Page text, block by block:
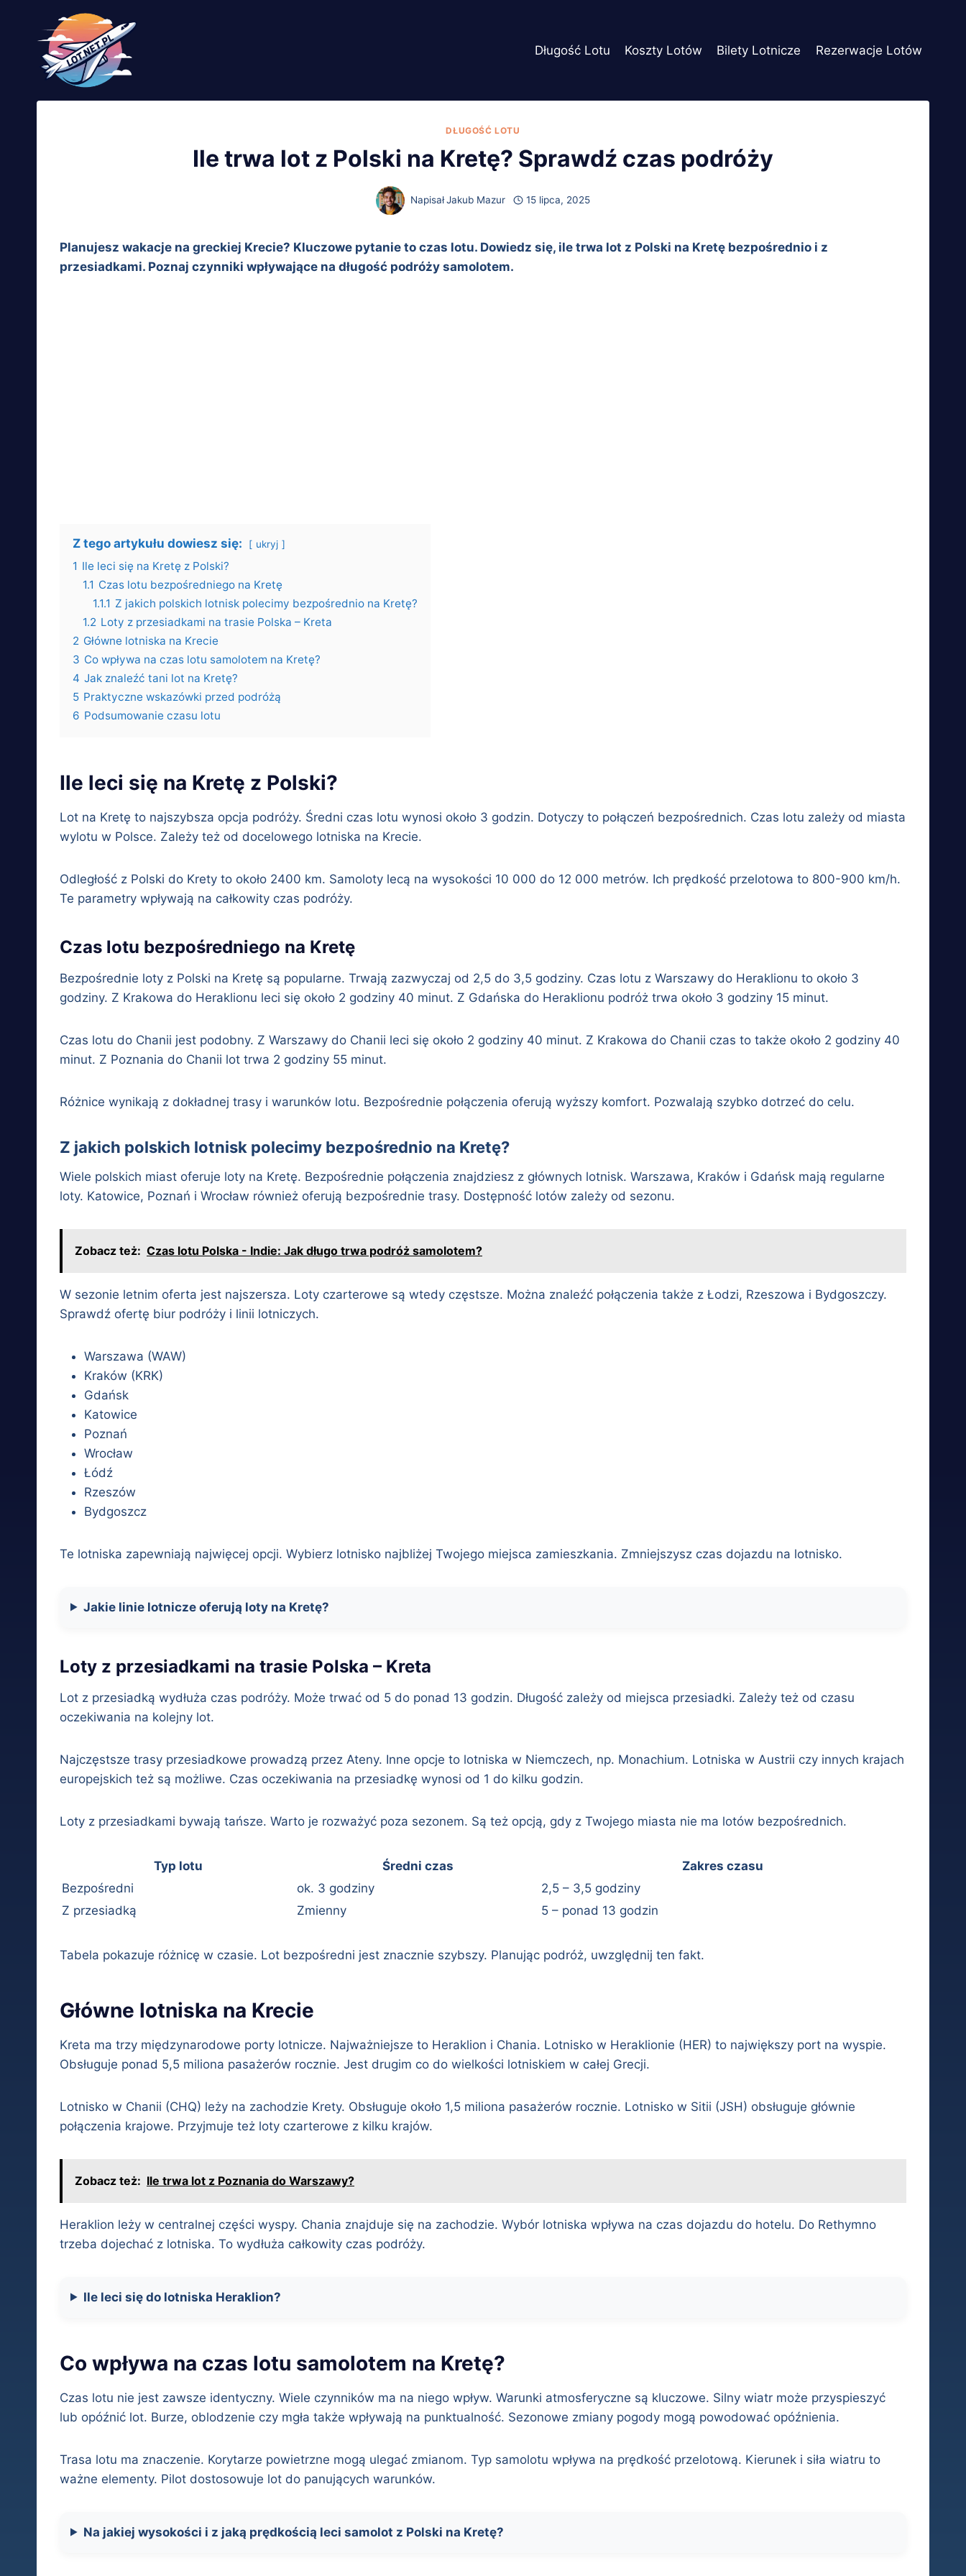
Długość Lotu Koszty Lotów Bilety Lotnicze Rezerwacje Lotów
DŁUGOŚĆ LOTU
Ile trwa lot z Polski na Kretę? Sprawdź czas podróży
NapisałJakub Mazur 15 lipca, 2025
Planujesz wakacje na greckiej Krecie? Kluczowe pytanie to czas lotu. Dowiedz się, ile trwa lot z Polski na Kretę bezpośrednio i z
przesiadkami. Poznaj czynniki wpływające na długość podróży samolotem.
Z tego artykułu dowiesz się: ukryj
1 Ile leci się na Kretę z Polski?
1.1 Czas lotu bezpośredniego na Kretę
1.1.1 Z jakich polskich lotnisk polecimy bezpośrednio na Kretę?
1.2 Loty z przesiadkami na trasie Polska – Kreta
2 Główne lotniska na Krecie
3 Co wpływa na czas lotu samolotem na Kretę?
4 Jak znaleźć tani lot na Kretę?
5 Praktyczne wskazówki przed podróżą
6 Podsumowanie czasu lotu
Ile leci się na Kretę z Polski?
Lot na Kretę to najszybsza opcja podróży. Średni czas lotu wynosi około 3 godzin. Dotyczy to połączeń bezpośrednich. Czas lotu zależy od miasta
wylotu w Polsce. Zależy też od docelowego lotniska na Krecie.
Odległość z Polski do Krety to około 2400 km. Samoloty lecą na wysokości 10 000 do 12 000 metrów. Ich prędkość przelotowa to 800-900 km/h.
Te parametry wpływają na całkowity czas podróży.
Czas lotu bezpośredniego na Kretę
Bezpośrednie loty z Polski na Kretę są popularne. Trwają zazwyczaj od 2,5 do 3,5 godziny. Czas lotu z Warszawy do Heraklionu to około 3
godziny. Z Krakowa do Heraklionu leci się około 2 godziny 40 minut. Z Gdańska do Heraklionu podróż trwa około 3 godziny 15 minut.
Czas lotu do Chanii jest podobny. Z Warszawy do Chanii leci się około 2 godziny 40 minut. Z Krakowa do Chanii czas to także około 2 godziny 40
minut. Z Poznania do Chanii lot trwa 2 godziny 55 minut.
Różnice wynikają z dokładnej trasy i warunków lotu. Bezpośrednie połączenia oferują wyższy komfort. Pozwalają szybko dotrzeć do celu.
Z jakich polskich lotnisk polecimy bezpośrednio na Kretę?
Wiele polskich miast oferuje loty na Kretę. Bezpośrednie połączenia znajdziesz z głównych lotnisk. Warszawa, Kraków i Gdańsk mają regularne
loty. Katowice, Poznań i Wrocław również oferują bezpośrednie trasy. Dostępność lotów zależy od sezonu.
Zobacz też: Czas lotu Polska - Indie: Jak długo trwa podróż samolotem?
W sezonie letnim oferta jest najszersza. Loty czarterowe są wtedy częstsze. Można znaleźć połączenia także z Łodzi, Rzeszowa i Bydgoszczy.
Sprawdź ofertę biur podróży i linii lotniczych.
Warszawa (WAW)
Kraków (KRK)
Gdańsk
Katowice
Poznań
Wrocław
Łódź
Rzeszów
Bydgoszcz
Te lotniska zapewniają najwięcej opcji. Wybierz lotnisko najbliżej Twojego miejsca zamieszkania. Zmniejszysz czas dojazdu na lotnisko.
Jakie linie lotnicze oferują loty na Kretę?
Loty z przesiadkami na trasie Polska – Kreta
Lot z przesiadką wydłuża czas podróży. Może trwać od 5 do ponad 13 godzin. Długość zależy od miejsca przesiadki. Zależy też od czasu
oczekiwania na kolejny lot.
Najczęstsze trasy przesiadkowe prowadzą przez Ateny. Inne opcje to lotniska w Niemczech, np. Monachium. Lotniska w Austrii czy innych krajach
europejskich też są możliwe. Czas oczekiwania na przesiadkę wynosi od 1 do kilku godzin.
Loty z przesiadkami bywają tańsze. Warto je rozważyć poza sezonem. Są też opcją, gdy z Twojego miasta nie ma lotów bezpośrednich.
Typ lotu Średni czas
Zakres czasu
Bezpośredni
ok. 3 godziny
2,5 – 3,5 godziny
Z przesiadką
Zmienny 5 – ponad 13 godzin
Tabela pokazuje różnicę w czasie. Lot bezpośredni jest znacznie szybszy. Planując podróż, uwzględnij ten fakt.
Główne lotniska na Krecie
Kreta ma trzy międzynarodowe porty lotnicze. Najważniejsze to Heraklion i Chania. Lotnisko w Heraklionie (HER) to największy port na wyspie.
Obsługuje ponad 5,5 miliona pasażerów rocznie. Jest drugim co do wielkości lotniskiem w całej Grecji.
Lotnisko w Chanii (CHQ) leży na zachodzie Krety. Obsługuje około 1,5 miliona pasażerów rocznie. Lotnisko w Sitii (JSH) obsługuje głównie
połączenia krajowe. Przyjmuje też loty czarterowe z kilku krajów.
Zobacz też: Ile trwa lot z Poznania do Warszawy?
Heraklion leży w centralnej części wyspy. Chania znajduje się na zachodzie. Wybór lotniska wpływa na czas dojazdu do hotelu. Do Rethymno
trzeba dojechać z lotniska. To wydłuża całkowity czas podróży.
Ile leci się do lotniska Heraklion?
Co wpływa na czas lotu samolotem na Kretę?
Czas lotu nie jest zawsze identyczny. Wiele czynników ma na niego wpływ. Warunki atmosferyczne są kluczowe. Silny wiatr może przyspieszyć
lub opóźnić lot. Burze, oblodzenie czy mgła także wpływają na punktualność. Sezonowe zmiany pogody mogą powodować opóźnienia.
Trasa lotu ma znaczenie. Korytarze powietrzne mogą ulegać zmianom. Typ samolotu wpływa na prędkość przelotową. Kierunek i siła wiatru to
ważne elementy. Pilot dostosowuje lot do panujących warunków.
Na jakiej wysokości i z jaką prędkością leci samolot z Polski na Kretę?